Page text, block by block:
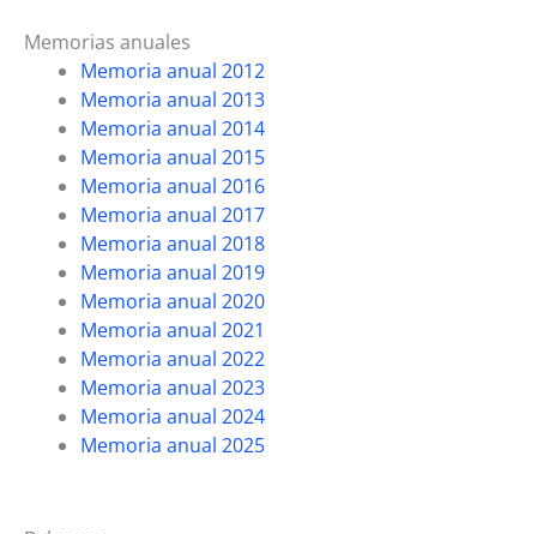
Memorias anuales
Memoria anual 2012
Memoria anual 2013
Memoria anual 2014
Memoria anual 2015
Memoria anual 2016
Memoria anual 2017
Memoria anual 2018
Memoria anual 2019
Memoria anual 2020
Memoria anual 2021
Memoria anual 2022
Memoria anual 2023
Memoria anual 2024
Memoria anual 2025